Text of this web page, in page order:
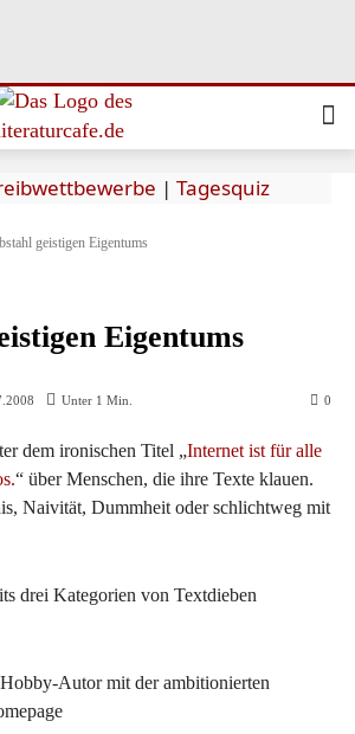
| Tagesquiz
geistigen Eigentums
Eigentums
Unter 1 Min. 0
dem ironischen Titel „Internet ist für alle
“ über Menschen, die ihre Texte klauen.
Naivität, Dummheit oder schlichtweg mit
drei Kategorien von Textdieben
Autor mit der ambitionierten